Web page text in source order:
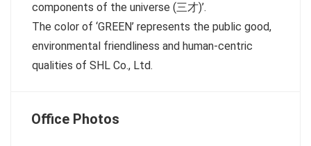
components of the universe (三才)’.
The color of ‘GREEN’ represents the public good,
environmental friendliness and human-centric
qualities of SHL Co., Ltd.
Office Photos